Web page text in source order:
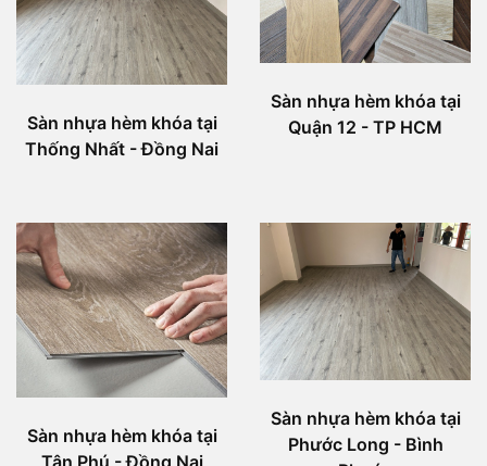
Sàn nhựa hèm khóa tại
Thống Nhất - Đồng Nai
Sàn nhựa hèm khóa tại
Quận 12 - TP HCM
Sàn nhựa hèm khóa tại
Tân Phú - Đồng Nai
Sàn nhựa hèm khóa tại
Phước Long - Bình